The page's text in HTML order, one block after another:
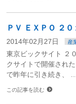
ＰＶ ＥＸＰＯ ２
2014年02月27日 産
東京ビックサイト ２
クサイトで開催され
で昨年に引き続き、 …
この記事を読む